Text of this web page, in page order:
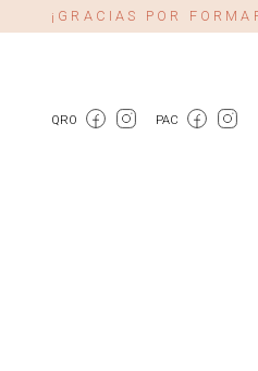
¡GRACIAS POR
QRO PAC